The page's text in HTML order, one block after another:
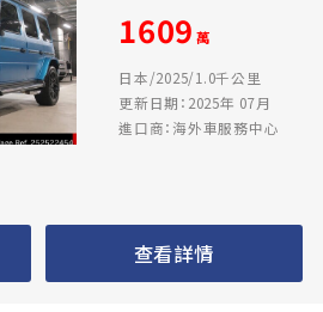
1609 萬
日本/2025/1.0千公里
更新日期：2025年 07月
進口商：海外車服務中心
查看詳情